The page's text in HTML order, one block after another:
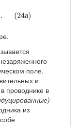
. (24а)
поле.
и
проводнике в
из